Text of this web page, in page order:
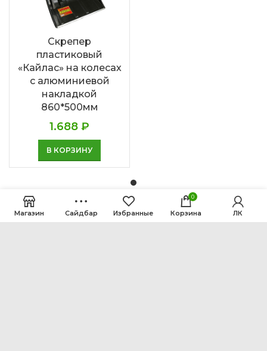
Скрепер
пластиковый
«Кайлас» на колесах
с алюминиевой
накладкой
860*500мм
1.688 ₽
В КОРЗИНУ
Магазин Сайдбар Избранные
0
Корзина ЛК